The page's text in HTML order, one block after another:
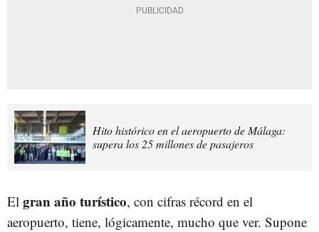
Hito histórico en el aeropuerto de Málaga:
supera los 25 millones de pasajeros
El gran año turístico, con cifras récord en el
aeropuerto, tiene, lógicamente, mucho que ver. Supone